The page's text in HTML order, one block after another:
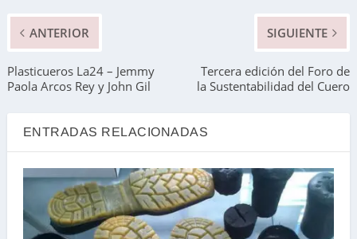
ANTERIOR
Plasticueros La24 – Jemmy
Paola Arcos Rey y John Gil
SIGUIENTE
Tercera edición del Foro de
la Sustentabilidad del Cuero
ENTRADAS RELACIONADAS